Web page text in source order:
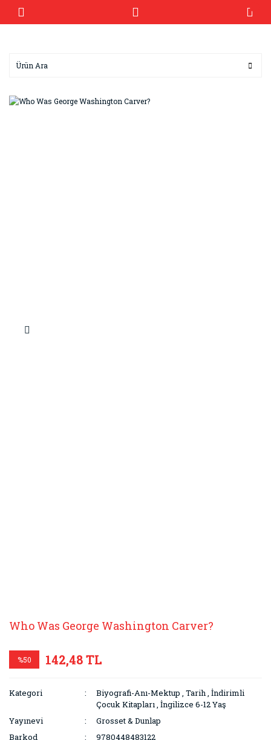
Who Was George Washington Carver?
%50 142,48 TL
Kategori Biyografi-Anı-Mektup ,Tarih,İndirimli
Çocuk Kitapları,İngilizce 6-12 Yaş
Yayınevi
Grosset & Dunlap
Barkod
9780448483122